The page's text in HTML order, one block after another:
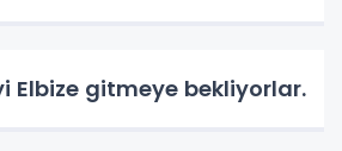
Elbize gitmeye bekliyorlar.